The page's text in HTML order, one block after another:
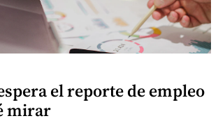
el reporte de empleo
mirar